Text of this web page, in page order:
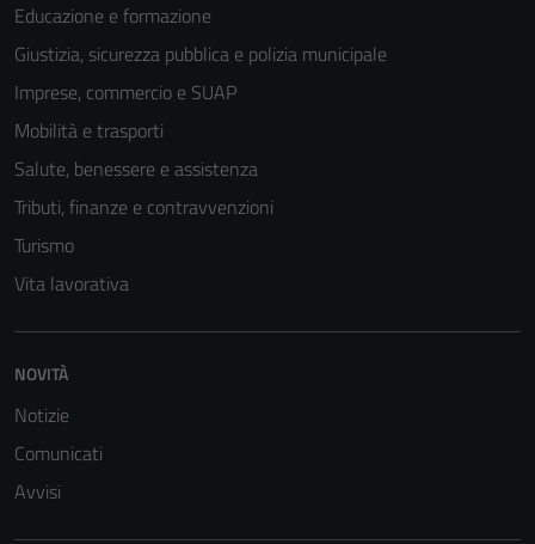
Educazione e formazione
Giustizia, sicurezza pubblica e polizia municipale
Imprese, commercio e SUAP
Mobilità e trasporti
Salute, benessere e assistenza
Tributi, finanze e contravvenzioni
Turismo
Vita lavorativa
NOVITÀ
Notizie
Comunicati
Avvisi
disabilitati.